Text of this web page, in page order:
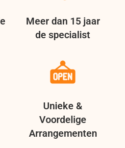
Meer dan 15 jaar
de specialist
Unieke &
Voordelige
Arrangementen